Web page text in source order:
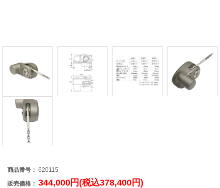
商品番号： 620115
販売価格： 344,000円(税込378,400円)